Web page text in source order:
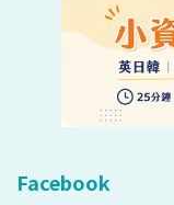
Facebook